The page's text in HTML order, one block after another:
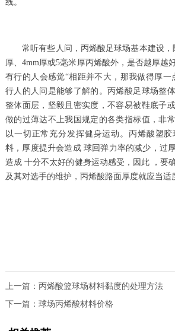
线。
常听有些人问，丙烯酸足球场基本建设，
厚、4mm厚或5毫米厚丙烯酸外，是否越厚越
有行的人会感觉“相距并不大，那我做得厚一
行人的人问是能够了解的。丙烯酸足球场整
整体面层，坚毅且密实度，不容易被鞋底子
做的过薄达不上我国规定的各类指标值，非
以一切正常充分发挥健身运动。丙烯酸塑
料，厚度提升会造成 球回弹力率的减少，过
造成 十分不太好的健身运动感受，因此 ，要
及其对选手的维护，丙烯酸路面厚度就应当适
上一篇： 丙烯酸篮球场材料黏度的处理方法
下一篇： 球场丙烯酸材料价格